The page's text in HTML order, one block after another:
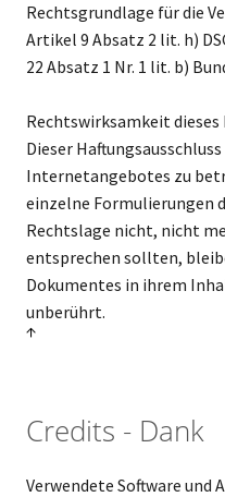
Rechtsgrundlage für die
Artikel 9 Absatz 2 lit. h)
22 Absatz 1 Nr. 1 lit. b)
Rechtswirksamkeit dieses
Dieser
Internetangebotes zu
einzelne Formulierungen
Rechtslage nicht, nicht
entsprechen sollten,
Dokumentes in ihrem
unberührt.
↑
Credits - Dank
Verwendete Software und